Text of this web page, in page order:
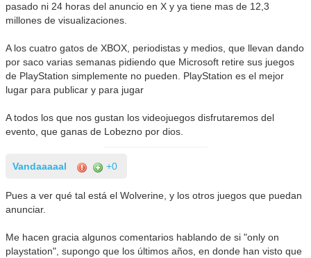
pasado ni 24 horas del anuncio en X y ya tiene mas de 12,3
millones de visualizaciones.
A los cuatro gatos de XBOX, periodistas y medios, que llevan dando
por saco varias semanas pidiendo que Microsoft retire sus juegos
de PlayStation simplemente no pueden. PlayStation es el mejor
lugar para publicar y para jugar
A todos los que nos gustan los videojuegos disfrutaremos del
evento, que ganas de Lobezno por dios.
Vandaaaaal +0
Pues a ver qué tal está el Wolverine, y los otros juegos que puedan
anunciar.
Me hacen gracia algunos comentarios hablando de si "only on
playstation", supongo que los últimos años, en donde han visto que